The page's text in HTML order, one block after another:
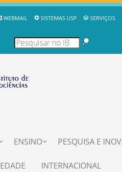
WEBMAIL SISTEMAS USP SERVIÇOS
ENSINO PESQUISA E
INTERNACIONAL